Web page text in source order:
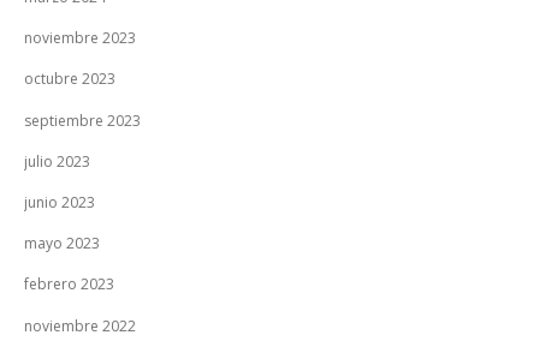
noviembre 2023
octubre 2023
septiembre 2023
julio 2023
junio 2023
mayo 2023
febrero 2023
noviembre 2022